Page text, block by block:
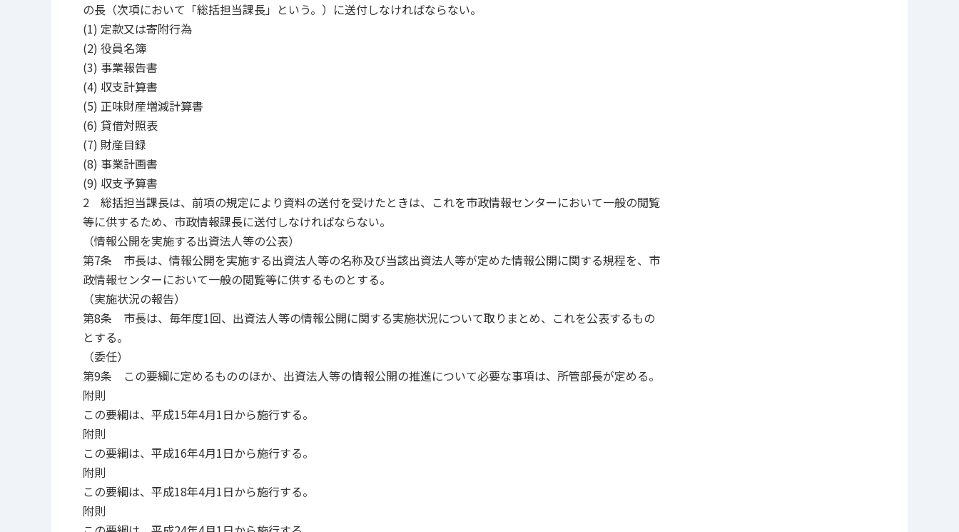
の長（次項において「総括担当課長」という。）に送付しなければならない。
(1) 定款又は寄附行為
(2) 役員名簿
(3) 事業報告書
(4) 収支計算書
(5) 正味財産増減計算書
(6) 貸借対照表
(7) 財産目録
(8) 事業計画書
(9) 収支予算書
2 総括担当課長は、前項の規定により資料の送付を受けたときは、これを市政情報センターにおいて一般の閲覧
等に供するため、市政情報課長に送付しなければならない。
（情報公開を実施する出資法人等の公表）
第7条 市長は、情報公開を実施する出資法人等の名称及び当該出資法人等が定めた情報公開に関する規程を、市
政情報センターにおいて一般の閲覧等に供するものとする。
（実施状況の報告）
第8条 市長は、毎年度1回、出資法人等の情報公開に関する実施状況について取りまとめ、これを公表するもの
とする。
（委任）
第9条 この要綱に定めるもののほか、出資法人等の情報公開の推進について必要な事項は、所管部長が定める。
附則
この要綱は、平成15年4月1日から施行する。
附則
この要綱は、平成16年4月1日から施行する。
附則
この要綱は、平成18年4月1日から施行する。
附則